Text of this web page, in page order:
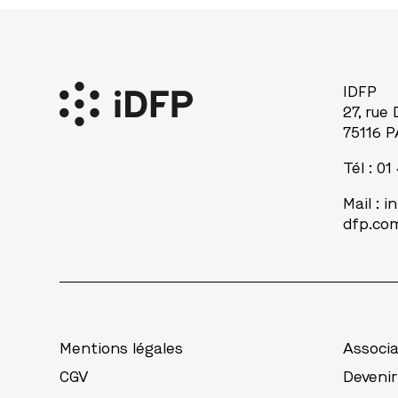
IDFP
27, rue
75116
Tél :
Mail :
Mentions légales
CGV